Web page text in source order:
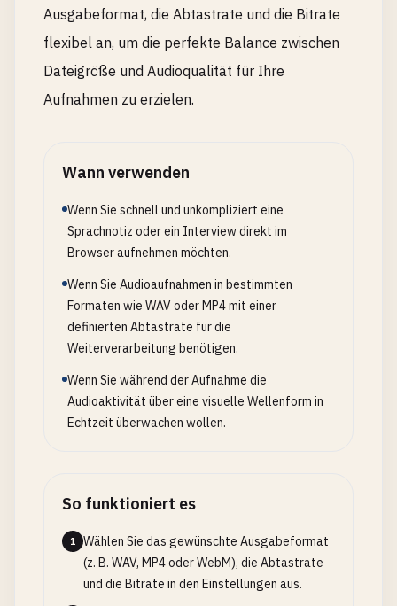
Ausgabeformat, die Abtastrate und die Bitrate
flexibel an, um die perfekte Balance zwischen
Dateigröße und Audioqualität für Ihre
Aufnahmen zu erzielen.
Wann verwenden
Wenn Sie schnell und unkompliziert eine
Sprachnotiz oder ein Interview direkt im
Browser aufnehmen möchten.
Wenn Sie Audioaufnahmen in bestimmten
Formaten wie WAV oder MP4 mit einer
definierten Abtastrate für die
Weiterverarbeitung benötigen.
Wenn Sie während der Aufnahme die
Audioaktivität über eine visuelle Wellenform in
Echtzeit überwachen wollen.
So funktioniert es
1
Wählen Sie das gewünschte Ausgabeformat
(z. B. WAV, MP4 oder WebM), die Abtastrate
und die Bitrate in den Einstellungen aus.